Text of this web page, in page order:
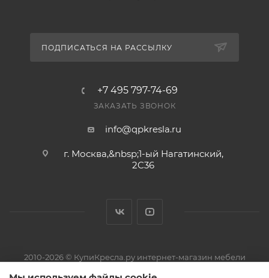
ПОДПИСАТЬСЯ НА РАССЫЛКУ
+7 495 797-74-69
ЗАКАЗАТЬ ЗВОНОК
info@qpkresla.ru
г. Москва,&nbsp;1-ый Нагатинский,
2C36
2010-2026 © КупиКресла.ру интернет-магазин мебели
ИП Пирожков Кирилл Сергеевич · ОГРНИП 313774626800150 ·